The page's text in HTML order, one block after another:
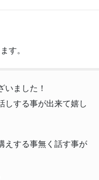
す。
いました！
しする事が出来て嬉し
えする事無く話す事が